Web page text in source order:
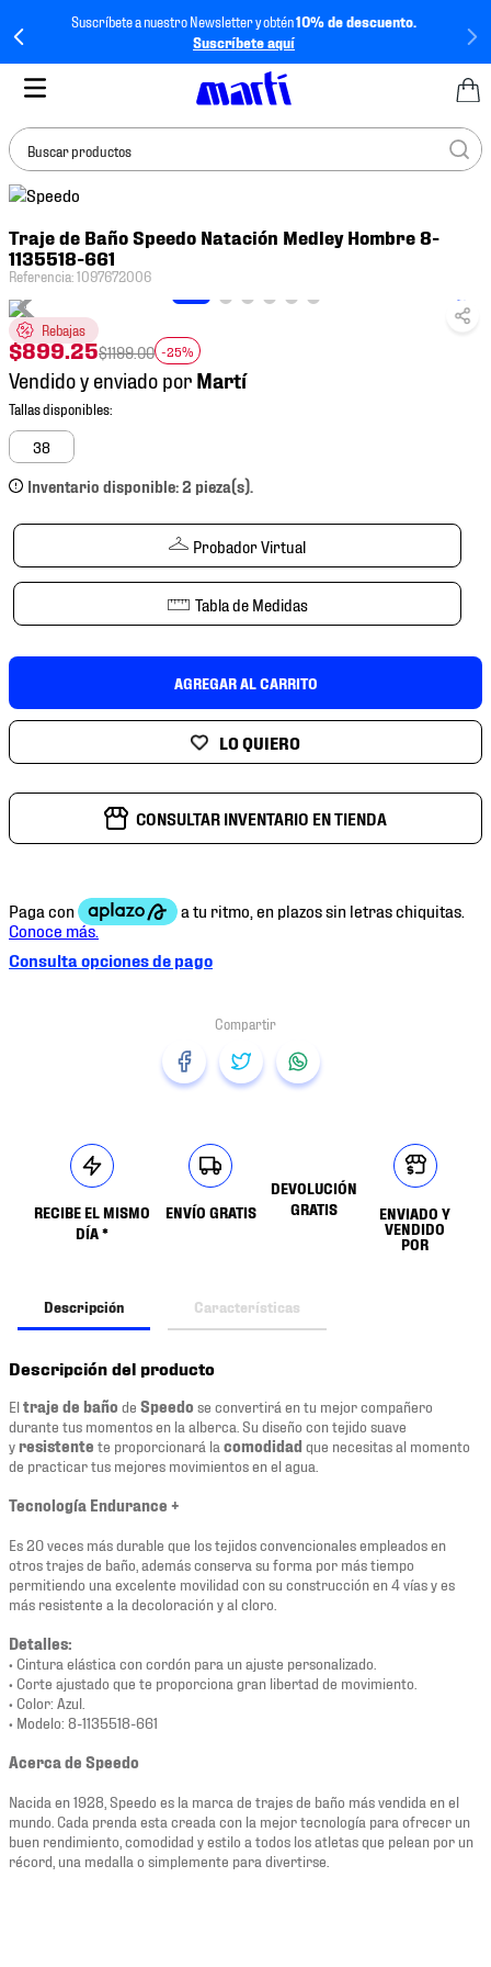
Suscríbete a nuestro Newsletter y obtén10% de descuento.
Suscríbete aquí
Buscar productos
Traje de Baño Speedo Natación Medley Hombre 8-
1135518-661
Referencia:1097672006
Rebajas
$899.25$1199.00 -25%
Vendido y enviado por
38
Inventario disponible: 2 pieza(s).
Probador Virtual
Tabla de Medidas
AGREGAR AL CARRITO
CONSULTAR INVENTARIO EN TIENDA
Consulta opciones de pago
RECIBE EL MISMO
DÍA *
ENVÍO GRATIS
DEVOLUCIÓN
GRATIS
ENVIADO Y
VENDIDO
POR
Descripción Características
Descripción del producto
Eltraje de baño de Speedo se convertirá en tu mejor compañero
durante tus momentos en la alberca. Su diseño con tejido suave
yresistente te proporcionará la comodidad que necesitas al momento
de practicar tus mejores movimientos en el agua.
Tecnología Endurance +
Es 20 veces más durable que los tejidos convencionales empleados en
otros trajes de baño, además conserva su forma por más tiempo
permitiendo una excelente movilidad con su construcción en 4 vías y es
más resistente a la decoloración y al cloro.
Detalles:
• Cintura elástica con cordón para un ajuste personalizado.
• Corte ajustado que te proporciona gran libertad de movimiento.
• Color: Azul.
• Modelo: 8-1135518-661
Acerca de Speedo
Nacida en 1928, Speedo es la marca de trajes de baño más vendida en el
mundo. Cada prenda esta creada con la mejor tecnología para ofrecer un
buen rendimiento, comodidad y estilo a todos los atletas que pelean por un
récord, una medalla o simplemente para divertirse.
BUSCADOS
1.
tenis mujer
2.
3.
tenis
4.
tenis futbol
5.
jersey
6.
mochila
9.
tenis niño